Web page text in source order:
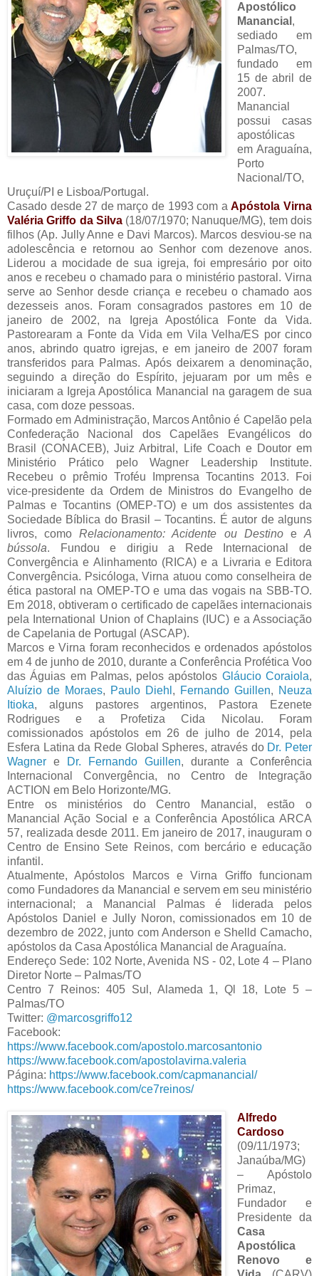
Apostólico
Manancial ,
sediado em
Palmas/TO,
fundado em
15 de abril de
2007.
Manancial
possui casas
apostólicas
em Araguaína,
Porto
Nacional/TO,
Uruçuí/PI e Lisboa/Portugal.
Casado desde 27 de março de 1993 com aApóstola Virna
Valéria Griffo da Silva(18/07/1970; Nanuque/MG), tem dois
filhos (Ap. Jully Anne e Davi Marcos). Marcos desviou-se na
adolescência e retornou ao Senhor com dezenove anos.
Liderou a mocidade de sua igreja, foi empresário por oito
anos e recebeu o chamado para o ministério pastoral. Virna
serve ao Senhor desde criança e recebeu o chamado aos
dezesseis anos. Foram consagrados pastores em 10 de
janeiro de 2002, na Igreja Apostólica Fonte da Vida.
Pastorearam a Fonte da Vida em Vila Velha/ES por cinco
anos, abrindo quatro igrejas, e em janeiro de 2007 foram
transferidos para Palmas. Após deixarem a denominação,
seguindo a direção do Espírito, jejuaram por um mês e
iniciaram a Igreja Apostólica Manancial na garagem de sua
casa, com doze pessoas.
Formado em Administração, Marcos Antônio é Capelão pela
Confederação Nacional dos Capelães Evangélicos do
Brasil (CONACEB), Juiz Arbitral, Life Coach e Doutor em
Ministério Prático pelo Wagner Leadership Institute.
Recebeu o prêmio Troféu Imprensa Tocantins 2013. Foi
vice-presidente da Ordem de Ministros do Evangelho de
Palmas e Tocantins (OMEP-TO) e um dos assistentes da
Sociedade Bíblica do Brasil – Tocantins. É autor de alguns
livros, comoRelacionamento: Acidente ou DestinoeA
bússola. Fundou e dirigiu a Rede Internacional de
Convergência e Alinhamento (RICA) e a Livraria e Editora
Convergência. Psicóloga, Virna atuou como conselheira de
ética pastoral na OMEP-TO e uma das vogais na SBB-TO.
Em 2018, obtiveram o certificado de capelães internacionais
pela International Union of Chaplains (IUC) e a Associação
de Capelania de Portugal (ASCAP).
Marcos e Virna foram reconhecidos e ordenados apóstolos
em 4 de junho de 2010, durante a Conferência Profética Voo
das Águias em Palmas, pelos apóstolos Gláucio Coraiola,
Aluízio de Moraes, Paulo Diehl , Fernando Guillen, Neuza
Itioka, alguns pastores argentinos, Pastora Ezenete
Rodrigues e a Profetiza Cida Nicolau. Foram
comissionados apóstolos em 26 de julho de 2014, pela
Esfera Latina da Rede Global Spheres, através do Dr. Peter
Wagner e Dr. Fernando Guillen, durante a Conferência
Internacional Convergência, no Centro de Integração
ACTION em Belo Horizonte/MG.
Entre os ministérios do Centro Manancial, estão o
Manancial Ação Social e a Conferência Apostólica ARCA
57, realizada desde 2011. Em janeiro de 2017, inauguram o
Centro de Ensino Sete Reinos, com bercário e educação
infantil.
Atualmente, Apóstolos Marcos e Virna Griffo funcionam
como Fundadores da Manancial e servem em seu ministério
internacional; a Manancial Palmas é liderada pelos
Apóstolos Daniel e Jully Noron, comissionados em 10 de
dezembro de 2022, junto com Anderson e Shelld Camacho,
apóstolos da Casa Apostólica Manancial de Araguaína.
Endereço Sede: 102 Norte, Avenida NS - 02, Lote 4 – Plano
Diretor Norte – Palmas/TO
Centro 7 Reinos: 405 Sul, Alameda 1, Ql 18, Lote 5 –
Palmas/TO
Twitter: @marcosgriffo12
Facebook:
https://www.facebook.com/apostolo.marcosantonio
https://www.facebook.com/apostolavirna.valeria
Página: https://www.facebook.com/capmanancial/
https://www.facebook.com/ce7reinos/
Alfredo
Cardoso
(09/11/1973;
Janaúba/MG)
– Apóstolo
Primaz,
Fundador e
Presidente da
Casa
Apostólica
Renovo e